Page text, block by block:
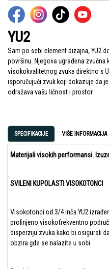
YU2
Sam po sebi element dizajna, YU2
površinu. Njegova ugrađena
visokokvalitetnog zvuka direktno s
isporučujući zvuk koji dokazuje da
odražava vašu ličnost i prostor.
SPECIFIKACIJE VIŠE INFORMACIJA
Materijali visokih performansi.
SVILENI KUPOLASTI VISOKOTONCI
Visokotonci od 3/4 inča YU2
profinjeno visokofrekventno
disperziju zvuka kako bi osigurali
obzira gde se nalazite u sobi